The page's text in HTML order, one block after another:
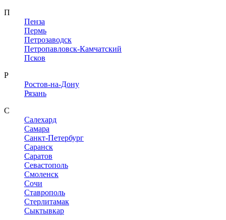
П
Пенза
Пермь
Петрозаводск
Петропавловск-Камчатский
Псков
Р
Ростов-на-Дону
Рязань
С
Салехард
Самара
Санкт-Петербург
Саранск
Саратов
Севастополь
Смоленск
Сочи
Ставрополь
Стерлитамак
Сыктывкар